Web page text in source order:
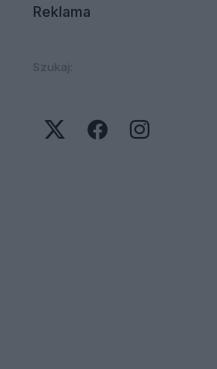
Reklama
Szukaj: